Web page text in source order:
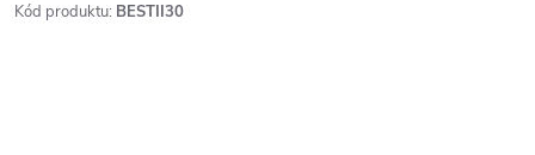
Kód produktu: BESTII30